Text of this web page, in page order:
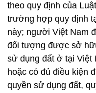
theo quy định của
trường hợp quy định
này; người Việt Nam
đối tượng được sở
sử dụng đất ở tại Việt
hoặc có đủ điều kiện
quyền sử dụng đất,